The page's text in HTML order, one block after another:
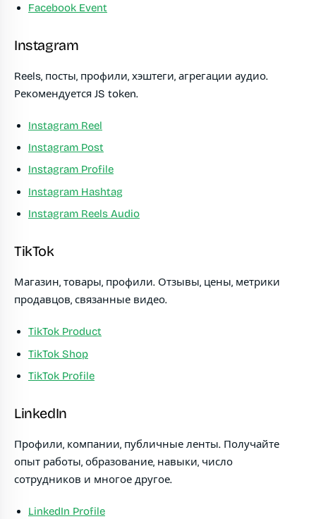
Facebook Event
Instagram
Reels, посты, профили, хэштеги, агрегации аудио.
Рекомендуется JS token.
Instagram Reel
Instagram Post
Instagram Profile
Instagram Hashtag
Instagram Reels Audio
TikTok
Магазин, товары, профили. Отзывы, цены, метрики
продавцов, связанные видео.
TikTok Product
TikTok Shop
TikTok Profile
LinkedIn
Профили, компании, публичные ленты. Получайте
опыт работы, образование, навыки, число
сотрудников и многое другое.
LinkedIn Profile